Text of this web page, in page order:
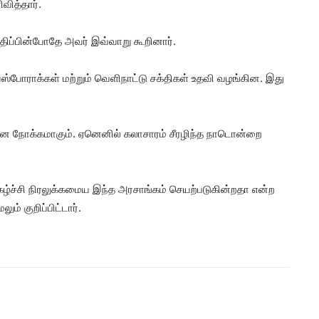
அவர் இவ்வாறு கூறினார்.
மற்றும் வெளிநாட்டு சக்திகள் உதவி வழங்கின. இது
நோக்கமாகும். ஏனெனில் கலாசாரம் சீரழிந்த நாடொன்றை
நிரலுக்கமைய இந்த அரசாங்கம் செயற்படுகின்றதா என்ற
குறிப்பிட்டார்.